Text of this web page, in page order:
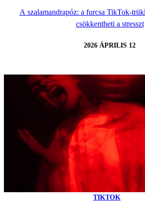
A szalamandrapóz: a furcsa TikTok-
csökkentheti a stresszt
2026 ÁPRILIS 12
TIKTOK